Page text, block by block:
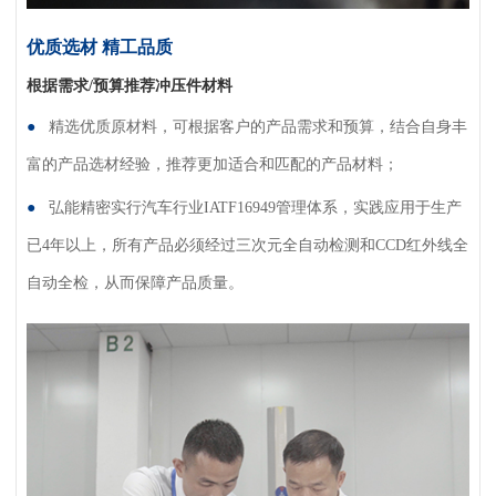
优质选材 精工品质
根据需求/预算推荐冲压件材料
●精选优质原材料，可根据客户的产品需求和预算，结合 自身丰
富的产品选材经验，推荐更加适合和匹配的产品材料；
● 弘能精密实行汽车行业IATF16949管理体系，实践应用于生产
已4年以上，所有产品必须经过三次元全自动检测 和CCD红外线全
自动全检，从而保障产品质量。